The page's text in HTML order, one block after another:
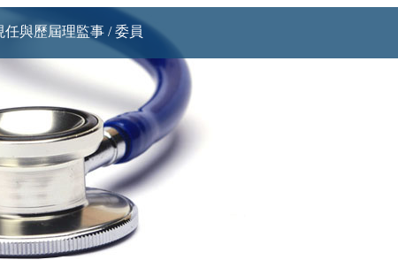
任與歷屆理監事 / 委員